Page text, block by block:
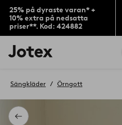
25% på dyraste varan* +
10% extra på nedsatta
priser**. Kod: 424882
Jotex
logotyp
till
Tillbaka
Sängkläder Örngott